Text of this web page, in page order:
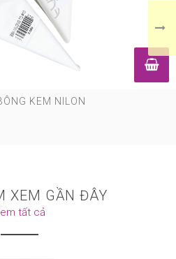
KEM NILON
XEM GẦN ĐÂY
tất cả